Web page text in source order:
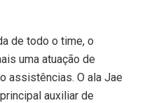
de todo o time, o
uma atuação de
assistências. O ala Jae
auxiliar de